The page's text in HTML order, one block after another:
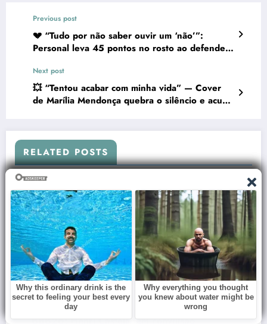
Previous post
💔 “Tudo por não saber ouvir um ‘não’”:
Personal leva 45 pontos no rosto ao defender
Next post
💥 “Tentou acabar com minha vida” — Cover
de Marília Mendonça quebra o silêncio e acusa
RELATED POSTS
Redação
BBB26: Henri Castelli tem convulsão